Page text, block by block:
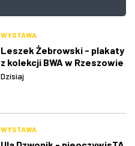
WYSTAWA
Leszek Żebrowski - plakaty
z kolekcji BWA w Rzeszowie
Dzisiaj
WYSTAWA